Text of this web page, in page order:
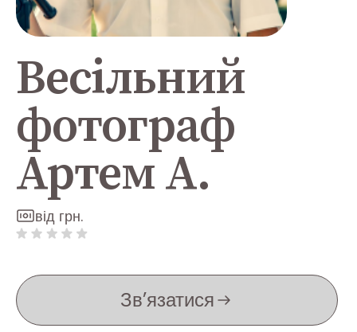
Весільний
фотограф
Артем A.
від грн.
Зв’язатися